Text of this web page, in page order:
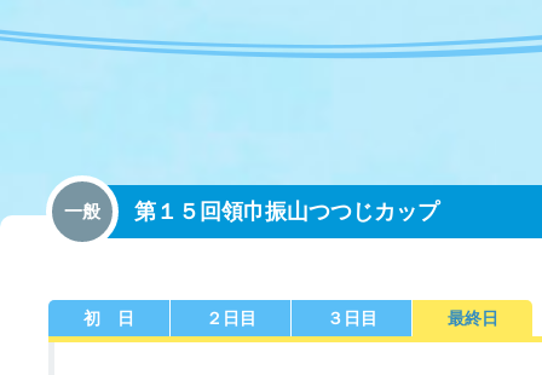
今節の進入コース別成績
佐賀支部選手一覧 記念競走優勝選手一覧
一般 第１５回領巾振山つつじカップ
初 日 ２日目 ３日目 最終日